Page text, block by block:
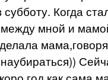
Когда
между мной и
делала